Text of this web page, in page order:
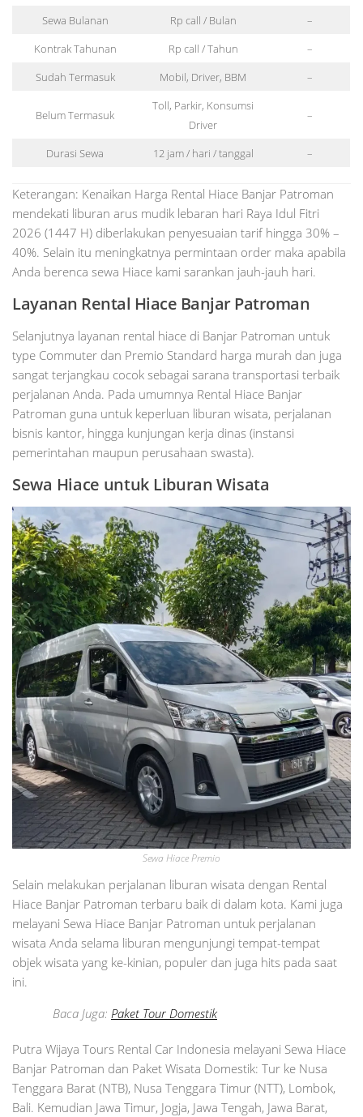
Sewa Bulanan
Rp call / Bulan
–
Kontrak Tahunan
Rp call / Tahun
–
Sudah Termasuk
Mobil, Driver, BBM –
Belum Termasuk
Toll, Parkir, Konsumsi
Driver
–
Durasi Sewa 12 jam / hari / tanggal –
Keterangan: Kenaikan Harga Rental Hiace Banjar Patroman
mendekati liburan arus mudik lebaran hari Raya Idul Fitri
2026 (1447 H) diberlakukan penyesuaian tarif hingga 30% –
40%. Selain itu meningkatnya permintaan order maka apabila
Anda berenca sewa Hiace kami sarankan jauh-jauh hari.
Layanan Rental Hiace Banjar Patroman
Selanjutnya layanan rental hiace di Banjar Patroman untuk
type Commuter dan Premio Standard harga murah dan juga
sangat terjangkau cocok sebagai sarana transportasi terbaik
perjalanan Anda. Pada umumnya Rental Hiace Banjar
Patroman guna untuk keperluan liburan wisata, perjalanan
bisnis kantor, hingga kunjungan kerja dinas (instansi
pemerintahan maupun perusahaan swasta).
Sewa Hiace untuk Liburan Wisata
Sewa Hiace Premio
Selain melakukan perjalanan liburan wisata dengan Rental
Hiace Banjar Patroman terbaru baik di dalam kota. Kami juga
melayani Sewa Hiace Banjar Patroman untuk perjalanan
wisata Anda selama liburan mengunjungi tempat-tempat
objek wisata yang ke-kinian, populer dan juga hits pada saat
ini.
Baca Juga: Paket Tour Domestik
Putra Wijaya Tours Rental Car Indonesia melayani Sewa Hiace
Banjar Patroman dan Paket Wisata Domestik: Tur ke Nusa
Tenggara Barat (NTB), Nusa Tenggara Timur (NTT), Lombok,
Bali. Kemudian Jawa Timur, Jogja, Jawa Tengah, Jawa Barat,